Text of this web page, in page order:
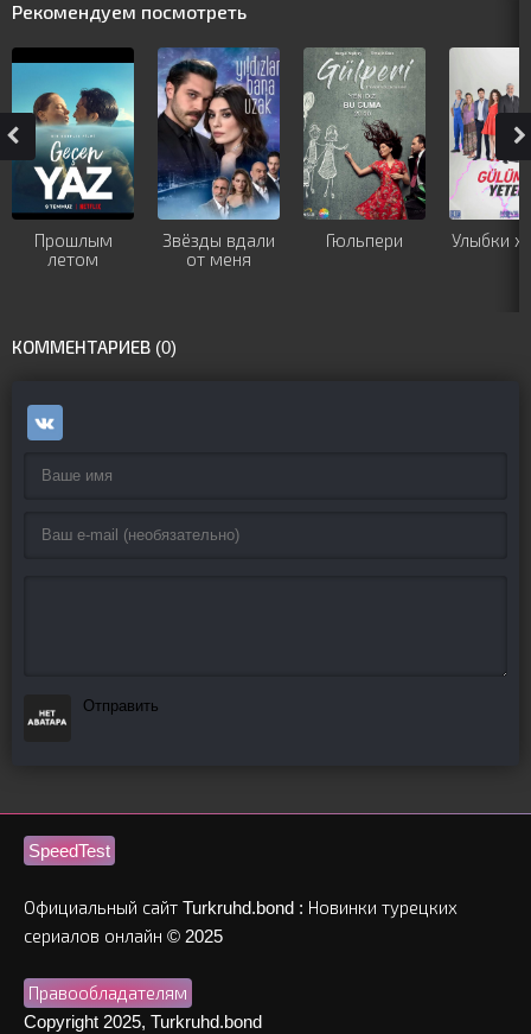
Рекомендуем посмотреть
Прошлым
летом
Звёзды вдали
от меня
Гюльпери Улыбки
КОММЕНТАРИЕВ (0)
Отправить
SpeedTest
Официальный сайт Turkruhd.bond : Новинки турецких
сериалов онлайн © 2025
Правообладателям
Copyright 2025, Turkruhd.bond